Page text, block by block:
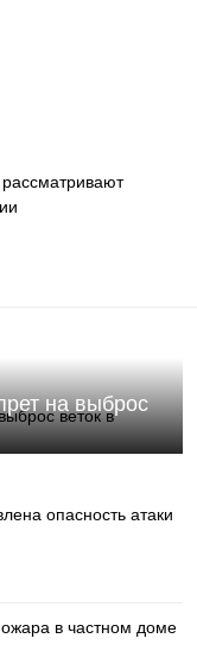
на выброс
опасность атаки
в частном доме